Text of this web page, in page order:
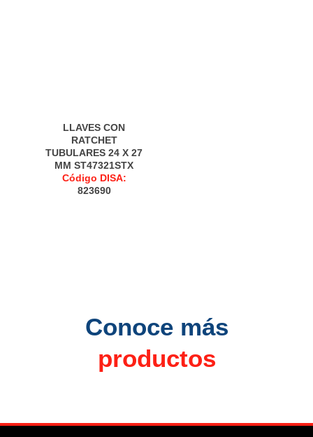
LLAVES CON
RATCHET
TUBULARES 24 X 27
MM ST47321STX
Código DISA:
823690
Conoce más
productos